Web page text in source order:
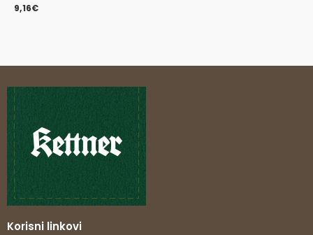
9,16€
Korisni linkovi